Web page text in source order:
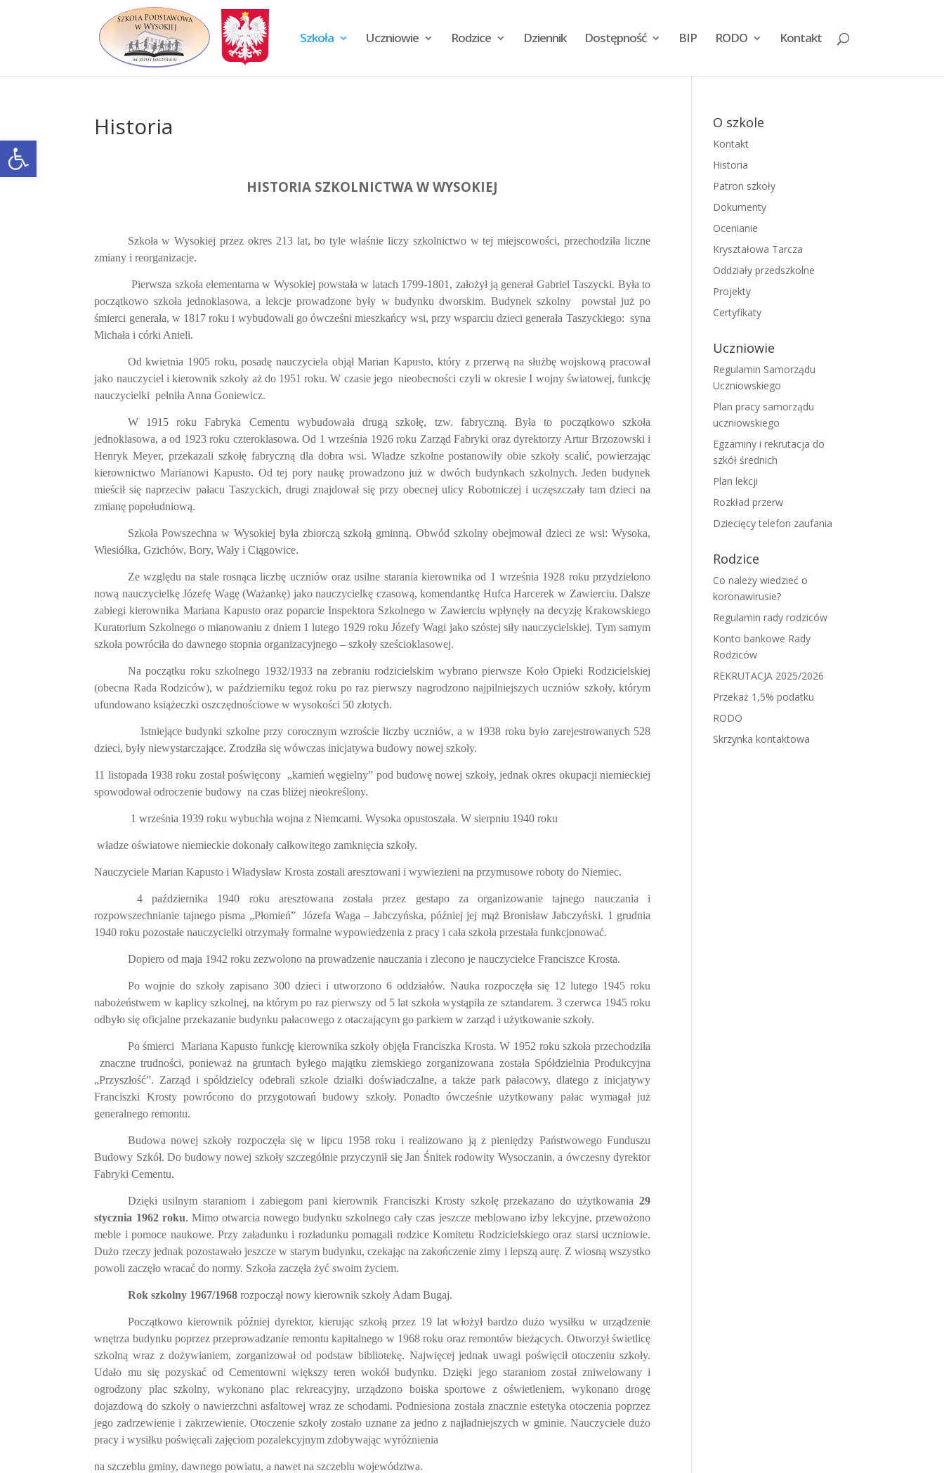
Otwórz pasek narzędzi
Szkoła Uczniowie Rodzice Dziennik Dostępność BIP RODO Kontakt
Historia
HISTORIA SZKOLNICTWA W WYSOKIEJ
Szkoła w Wysokiej przez okres 213 lat, bo tyle właśnie liczy szkolnictwo w tej miejscowości, przechodziła liczne
zmiany i reorganizacje.
Pierwsza szkoła elementarna w Wysokiej powstała w latach 1799-1801, założył ją generał Gabriel Taszycki. Była to
początkowo szkoła jednoklasowa, a lekcje prowadzone były w budynku dworskim. Budynek szkolny
powstał już po
śmierci generała, w 1817 roku i wybudowali go ówcześni mieszkańcy wsi, przy wsparciu dzieci generała Taszyckiego: syna
Michała i córki Anieli.
Od kwietnia 1905 roku, posadę nauczyciela objął Marian Kapusto, który z przerwą na służbę wojskową pracował
jako nauczyciel i kierownik szkoły aż do 1951 roku. W czasie jego nieobecności czyli w okresie I wojny światowej, funkcję
nauczycielki pełniła Anna Goniewicz.
W 1915 roku Fabryka Cementu wybudowała drugą szkołę, tzw. fabryczną. Była to początkowo szkoła
jednoklasowa, a od 1923 roku czteroklasowa. Od 1 września 1926 roku Zarząd Fabryki oraz dyrektorzy Artur Brzozowski i
Henryk Meyer, przekazali szkołę fabryczną dla dobra wsi. Władze szkolne postanowiły obie szkoły scalić, powierzając
kierownictwo Marianowi Kapusto. Od tej pory naukę prowadzono już w dwóch budynkach szkolnych. Jeden budynek
mieścił się naprzeciw pałacu Taszyckich, drugi znajdował się przy obecnej ulicy Robotniczej i uczęszczały tam dzieci na
zmianę popołudniową.
Szkoła Powszechna w Wysokiej była zbiorczą szkołą gminną. Obwód szkolny obejmował dzieci ze wsi: Wysoka,
Wiesiółka, Gzichów, Bory, Wały i Ciągowice.
Ze względu na stale rosnąca liczbę uczniów oraz usilne starania kierownika od 1 września 1928 roku przydzielono
nową nauczycielkę Józefę Wagę (Ważankę) jako nauczycielkę czasową, komendantkę Hufca Harcerek w Zawierciu. Dalsze
zabiegi kierownika Mariana Kapusto oraz poparcie Inspektora Szkolnego w Zawierciu wpłynęły na decyzję Krakowskiego
Kuratorium Szkolnego o mianowaniu z dniem 1 lutego 1929 roku Józefy Wagi jako szóstej siły nauczycielskiej. Tym samym
szkoła powróciła do dawnego stopnia organizacyjnego – szkoły sześcioklasowej.
Na początku roku szkolnego 1932/1933 na zebraniu rodzicielskim wybrano pierwsze Koło Opieki Rodzicielskiej
(obecna Rada Rodziców), w październiku tegoż roku po raz pierwszy nagrodzono najpilniejszych uczniów szkoły, którym
ufundowano książeczki oszczędnościowe w wysokości 50 złotych.
Istniejące budynki szkolne przy corocznym wzroście liczby uczniów, a w 1938 roku było zarejestrowanych 528
dzieci, były niewystarczające. Zrodziła się wówczas inicjatywa budowy nowej szkoły.
11 listopada 1938 roku został poświęcony „kamień węgielny” pod budowę nowej szkoły, jednak okres okupacji niemieckiej
spowodował odroczenie budowy na czas bliżej nieokreślony.
1 września 1939 roku wybuchła wojna z Niemcami. Wysoka opustoszała. W sierpniu 1940 roku
władze oświatowe niemieckie dokonały całkowitego zamknięcia szkoły.
Nauczyciele Marian Kapusto i Władysław Krosta zostali aresztowani i wywiezieni na przymusowe roboty do Niemiec.
4 października 1940 roku aresztowana została przez gestapo za organizowanie tajnego nauczania i
rozpowszechnianie tajnego pisma „Płomień”
Józefa Waga – Jabczyńska, później jej mąż Bronisław Jabczyński. 1 grudnia
1940 roku pozostałe nauczycielki otrzymały formalne wypowiedzenia z pracy i cała szkoła przestała funkcjonować.
Dopiero od maja 1942 roku zezwolono na prowadzenie nauczania i zlecono je nauczycielce Franciszce Krosta.
Po wojnie do szkoły zapisano 300 dzieci i utworzono 6 oddziałów. Nauka rozpoczęła się 12 lutego 1945 roku
nabożeństwem w kaplicy szkolnej, na którym po raz pierwszy od 5 lat szkoła wystąpiła ze sztandarem. 3 czerwca 1945 roku
odbyło się oficjalne przekazanie budynku pałacowego z otaczającym go parkiem w zarząd i użytkowanie szkoły.
Po śmierci
Mariana Kapusto funkcję kierownika szkoły objęła Franciszka Krosta. W 1952 roku szkoła przechodziła
znaczne trudności, ponieważ na gruntach byłego majątku ziemskiego zorganizowana została Spółdzielnia Produkcyjna
„Przyszłość”. Zarząd i spółdzielcy odebrali szkole działki doświadczalne, a także park pałacowy, dlatego z inicjatywy
Franciszki Krosty powrócono do przygotowań budowy szkoły. Ponadto ówcześnie użytkowany pałac wymagał już
generalnego remontu.
Budowa nowej szkoły rozpoczęła się w lipcu 1958 roku i realizowano ją z pieniędzy Państwowego Funduszu
Budowy Szkół. Do budowy nowej szkoły szczególnie przyczynił się Jan Śnitek rodowity Wysoczanin, a ówczesny dyrektor
Fabryki Cementu.
Dzięki usilnym staraniom i zabiegom pani kierownik Franciszki Krosty szkołę przekazano do użytkowania29
stycznia 1962 roku. Mimo otwarcia nowego budynku szkolnego cały czas jeszcze meblowano izby lekcyjne, przewożono
meble i pomoce naukowe. Przy załadunku i rozładunku pomagali rodzice Komitetu Rodzicielskiego oraz starsi uczniowie.
Dużo rzeczy jednak pozostawało jeszcze w starym budynku, czekając na zakończenie zimy i lepszą aurę. Z wiosną wszystko
powoli zaczęło wracać do normy. Szkoła zaczęła żyć swoim życiem.
Rok szkolny 1967/1968 rozpoczął nowy kierownik szkoły Adam Bugaj.
Początkowo kierownik później dyrektor, kierując szkołą przez 19 lat włożył bardzo dużo wysiłku w urządzenie
wnętrza budynku poprzez przeprowadzanie remontu kapitalnego w 1968 roku oraz remontów bieżących. Otworzył świetlicę
szkolną wraz z dożywianiem, zorganizował od podstaw bibliotekę. Najwięcej jednak uwagi poświęcił otoczeniu szkoły.
Udało mu się pozyskać od Cementowni większy teren wokół budynku. Dzięki jego staraniom został zniwelowany i
ogrodzony plac szkolny, wykonano plac rekreacyjny, urządzono boiska sportowe z oświetleniem, wykonano drogę
dojazdową do szkoły o nawierzchni asfaltowej wraz ze schodami. Podniesiona została znacznie estetyka otoczenia poprzez
jego zadrzewienie i zakrzewienie. Otoczenie szkoły zostało uznane za jedno z najładniejszych w gminie. Nauczyciele dużo
pracy i wysiłku poświęcali zajęciom pozalekcyjnym zdobywając wyróżnienia
na szczeblu gminy, dawnego powiatu, a nawet na szczeblu województwa.
O szkole
Kontakt
Historia
Patron szkoły
Dokumenty
Ocenianie
Kryształowa Tarcza
Oddziały przedszkolne
Projekty
Certyfikaty
Uczniowie
Regulamin Samorządu
Uczniowskiego
Plan pracy samorządu
uczniowskiego
Egzaminy i rekrutacja do
szkół średnich
Plan lekcji
Rozkład przerw
Dziecięcy telefon zaufania
Rodzice
Co należy wiedzieć o
koronawirusie?
Regulamin rady rodziców
Konto bankowe Rady
Rodziców
REKRUTACJA 2025/2026
Przekaż 1,5% podatku
RODO
Skrzynka kontaktowa